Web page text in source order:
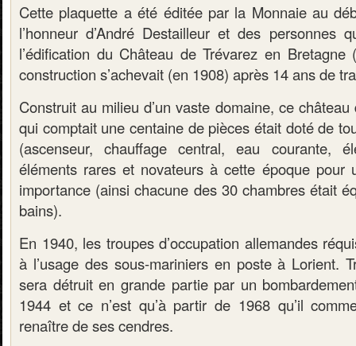
Cette plaquette a été éditée par la Monnaie au
l’honneur d’André Destailleur et des personnes
l’édification du Château de Trévarez en
construction s’achevait (en 1908) après 14 ans de
Construit au milieu d’un vaste domaine, ce
qui comptait une centaine de pièces était doté de
(ascenseur, chauffage central, eau courante,
éléments rares et novateurs à cette époque pour
importance (ainsi chacune des 30 chambres était
bains).
En 1940, les troupes d’occupation allemandes
à l’usage des sous-mariniers en poste à Lorient.
sera détruit en grande partie par un
1944 et ce n’est qu’à partir de 1968 qu’il
renaître de ses cendres.